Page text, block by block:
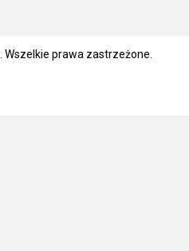
. Wszelkie prawa zastrzeżone.